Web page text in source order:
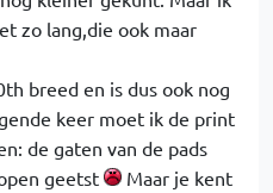
zo lang,die ook maar
breed en is dus ook nog
keer moet ik de print
de gaten van de pads
geetst
Maar je kent